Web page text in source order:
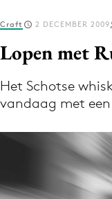
Log in
Volg het
Craft 2 DECEMBER 2009
Lopen met
Het Schotse
vandaag met